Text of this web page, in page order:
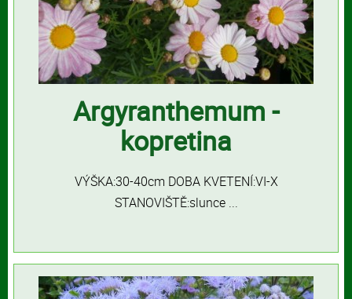
Argyranthemum -
kopretina
VÝŠKA:30-40cm DOBA KVETENÍ:VI-X
STANOVIŠTĚ:slunce ...